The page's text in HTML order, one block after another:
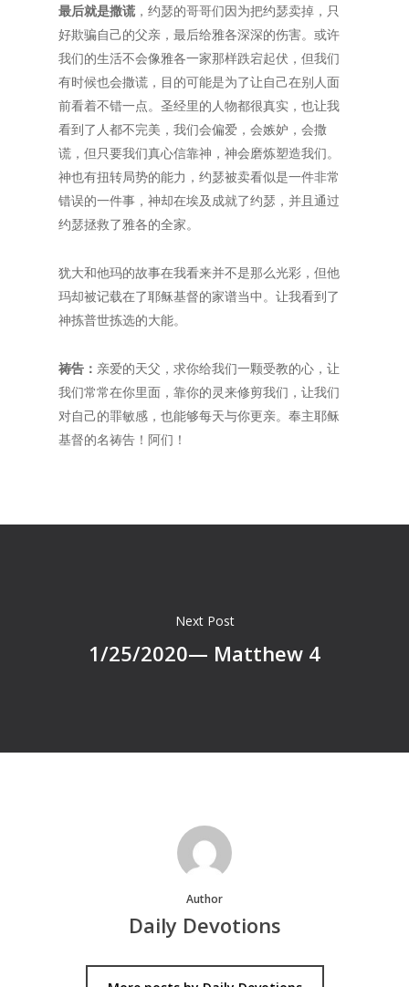
最后就是撒谎 ，约瑟的哥哥们因为把约瑟卖掉，只
好欺骗自己的父亲，最后给雅各深深的伤害。或许
我们的生活不会像雅各一家那样跌宕起伏，但我们
有时候也会撒谎，目的可能是为了让自己在别人面
前看着不错一点。圣经里的人物都很真实，也让我
看到了人都不完美，我们会偏爱，会嫉妒，会撒
谎，但只要我们真心信靠神，神会磨炼塑造我们。
神也有扭转局势的能力，约瑟被卖看似是一件非常
错误的一件事，神却在埃及成就了约瑟，并且通过
约瑟拯救了雅各的全家。
犹大和他玛的故事在我看来并不是那么光彩，但他
玛却被记载在了耶稣基督的家谱当中。让我看到了
神拣普世拣选的大能。
祷告： 亲爱的天父，求你给我们一颗受教的心，让
我们常常在你里面，靠你的灵来修剪我们，让我们
对自己的罪敏感，也能够每天与你更亲。奉主耶稣
基督的名祷告！阿们！
Next Post
1/25/2020— Matthew 4
Author
Daily Devotions